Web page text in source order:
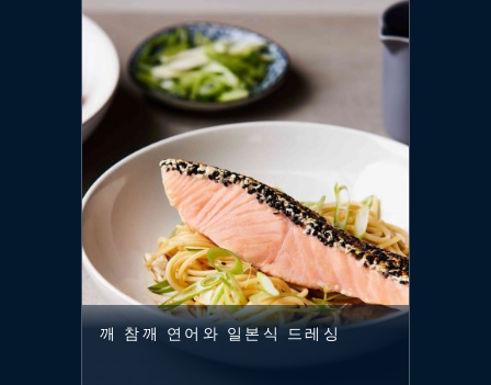
깨 참깨 연어와 일본식 드레싱